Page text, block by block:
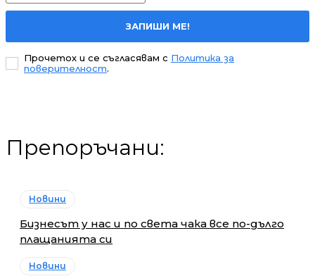
ЗАПИШИ МЕ!
Прочетох и се съгласявам с Политика за
поверителност.
Препоръчани:
Новини
Бизнесът у нас и по света чака все по-дълго
плащанията си
Новини